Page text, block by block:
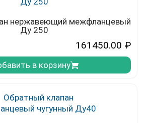
нержавеющий межфланцевый
Ду 250
161450.00 ₽
в корзину